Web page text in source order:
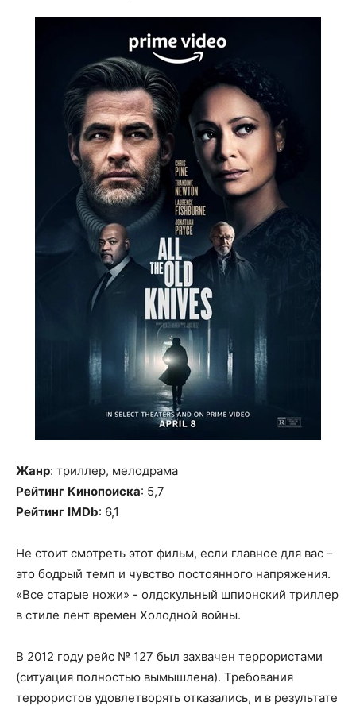
Жанр: триллер, мелодрама
Рейтинг Кинопоиска: 5,7
Рейтинг IMDb: 6,1
Не стоит смотреть этот фильм, если главное для вас –
это бодрый темп и чувство постоянного напряжения.
«Все старые ножи» - олдскульный шпионский триллер
в стиле лент времен Холодной войны.
В 2012 году рейс № 127 был захвачен террористами
(ситуация полностью вымышлена). Требования
террористов удовлетворять отказались, и в результате